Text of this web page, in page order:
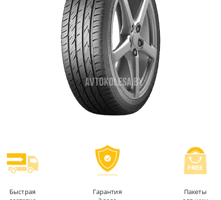
Быстрая
Гарантия
Пакеты